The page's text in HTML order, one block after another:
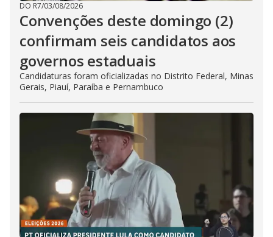
DO R7/03/08/2026
Convenções deste domingo (2)
confirmam seis candidatos aos
governos estaduais
Candidaturas foram oficializadas no Distrito Federal, Minas
Gerais, Piauí, Paraíba e Pernambuco